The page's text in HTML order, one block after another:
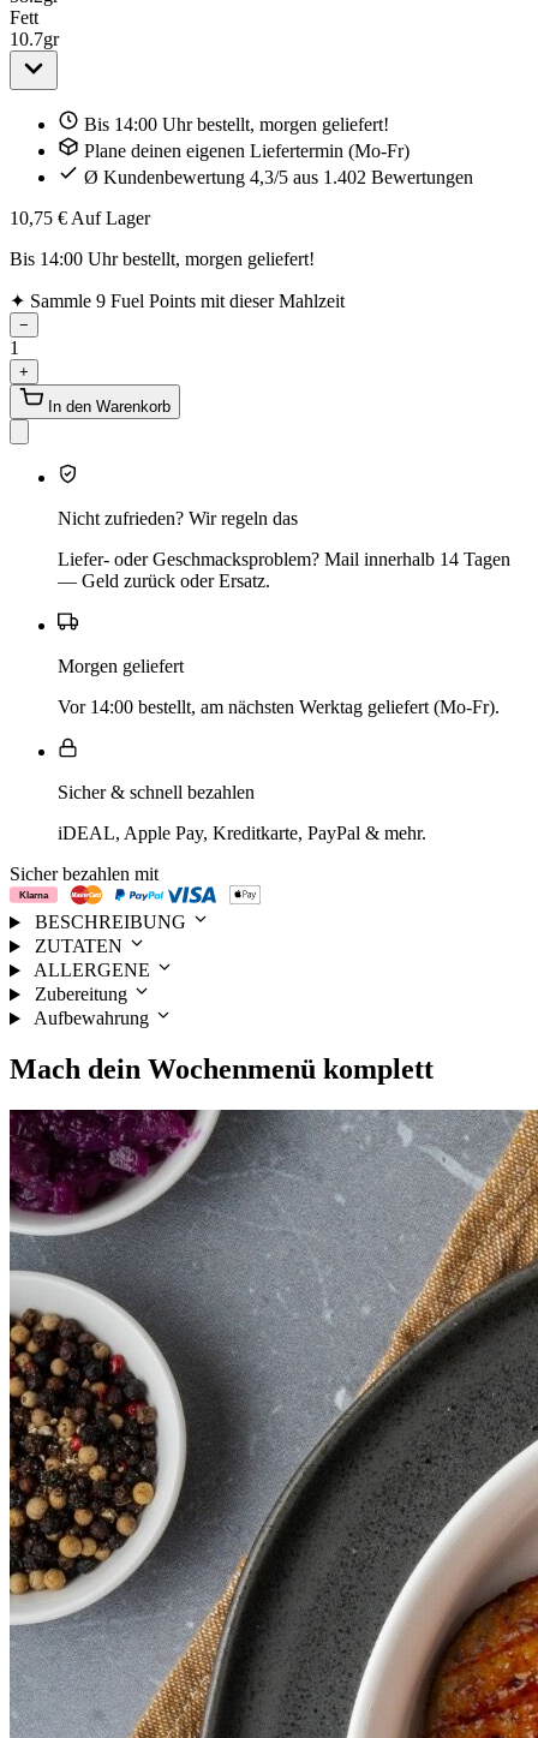
Fett
10.7gr
Bis 14:00 Uhr bestellt, morgen geliefert!
Plane deinen eigenen Liefertermin (Mo-Fr)
Ø Kundenbewertung 4,3/5 aus 1.402 Bewertungen
10,75 € Auf Lager
Bis 14:00 Uhr bestellt, morgen geliefert!
✦ Sammle 9 Fuel Points mit dieser Mahlzeit
−
1
+
In den Warenkorb
Nicht zufrieden? Wir regeln das
Liefer- oder Geschmacksproblem? Mail innerhalb 14 Tagen
— Geld zurück oder Ersatz.
Morgen geliefert
Vor 14:00 bestellt, am nächsten Werktag geliefert (Mo-Fr).
Sicher & schnell bezahlen
iDEAL, Apple Pay, Kreditkarte, PayPal & mehr.
Sicher bezahlen mit
BESCHREIBUNG
ZUTATEN
ALLERGENE
Zubereitung
Aufbewahrung
Mach dein Wochenmenü komplett